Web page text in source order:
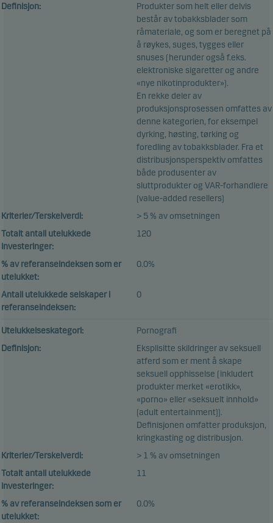
Definisjon:
Produkter som helt eller delvis
består av tobakksblader som
råmateriale, og som er beregnet på
å røykes, suges, tygges eller
snuses (herunder også f.eks.
elektroniske sigaretter og andre
«nye nikotinprodukter»).
En rekke deler av
produksjonsprosessen omfattes av
denne kategorien, for eksempel
dyrking, høsting, tørking og
foredling av tobakksblader. Fra et
distribusjonsperspektiv omfattes
både produsenter av
sluttprodukter og VAR-forhandlere
(value-added resellers)
Kriterier/Terskelverdi:
> 5 % av omsetningen
Totalt antall utelukkede
investeringer:
120
% av referanseindeksen som er
utelukket:
0.0%
Antall utelukkede selskaper i
referanseindeksen:
0
Utelukkelseskategori:
Pornografi
Definisjon:
Eksplisitte skildringer av seksuell
atferd som er ment å skape
seksuell opphisselse (inkludert
produkter merket «erotikk»,
«porno» eller «seksuelt innhold»
(adult entertainment)).
Definisjonen omfatter produksjon,
kringkasting og distribusjon.
Kriterier/Terskelverdi:
> 1 % av omsetningen
Totalt antall utelukkede
investeringer:
11
% av referanseindeksen som er
utelukket:
0.0%